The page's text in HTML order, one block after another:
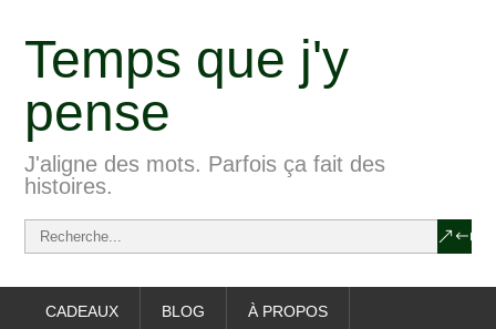
Temps que j'y
pense
J'aligne des mots. Parfois ça fait des
histoires.
CADEAUX BLOG À PROPOS